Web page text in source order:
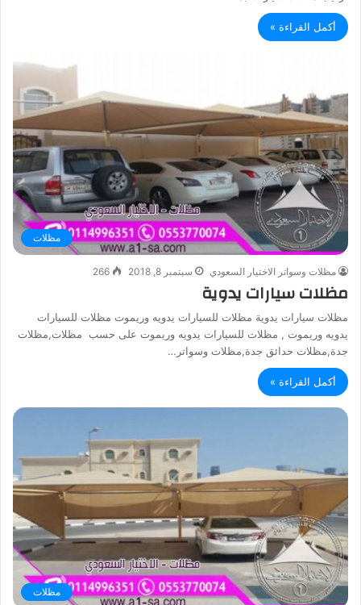
أكمل القراءة »
مظلات
مظلات وسواتر الاختيار السعودي سبتمبر 8, 2018 266
مظلات سيارات يدوية
مظلات سيارات يدوية مظلات للسيارات يدويه وريموت مظلات للسيارات
يدويه وريموت , مظلات للسيارات يدويه وريموت على حسب مظلات,مظلات
جدة,مظلات حدائق جدة,مظلات وسواتر…
أكمل القراءة »
مظلات